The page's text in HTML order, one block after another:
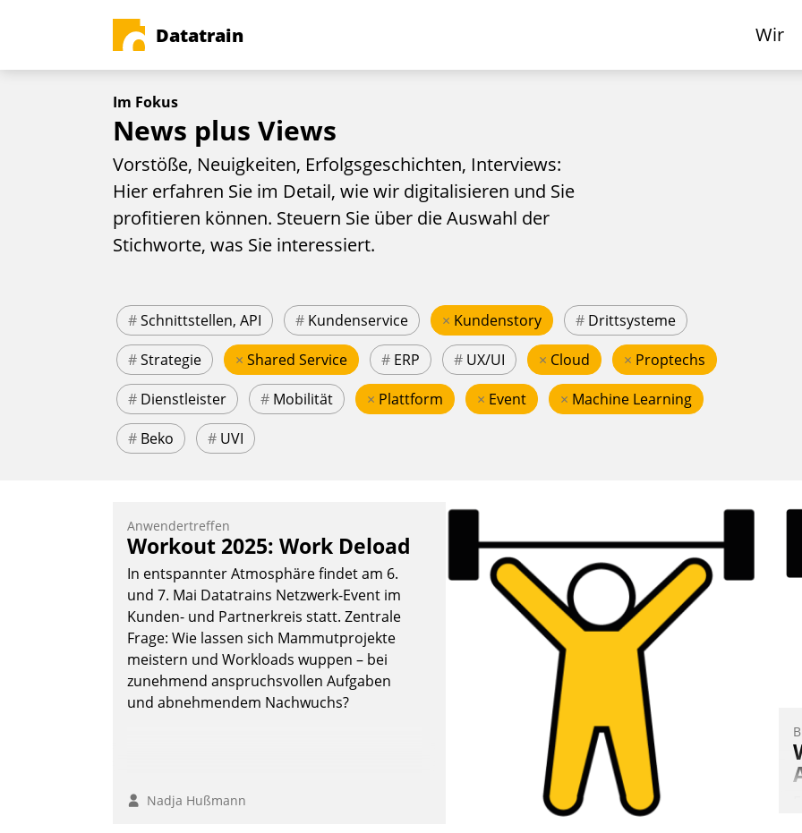
Datatrain Wir
Im Fokus
News plus Views
Vorstöße, Neuigkeiten, Erfolgsgeschichten, Interviews:
Hier erfahren Sie im Detail, wie wir digitalisieren und Sie
profitieren können. Steuern Sie über die Auswahl der
Stichworte, was Sie interessiert.
#Schnittstellen, API # Kundenservice × Kundenstory # Drittsysteme
#Strategie × Shared Service # ERP # UX/UI × Cloud × Proptechs
# Dienstleister # Mobilität × Plattform × Event × Machine Learning
# Beko # UVI
Anwendertreffen
Workout 2025: Work Deload
In entspannter Atmosphäre findet am 6.
und 7. Mai Datatrains Netzwerk-Event im
Kunden- und Partnerkreis statt. Zentrale
Frage: Wie lassen sich Mammutprojekte
meistern und Workloads wuppen – bei
zunehmend anspruchsvollen Aufgaben
und abnehmendem Nachwuchs?
Nadja Hußmann